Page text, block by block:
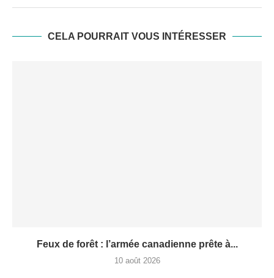
CELA POURRAIT VOUS INTÉRESSER
Feux de forêt : l’armée canadienne prête à...
10 août 2026